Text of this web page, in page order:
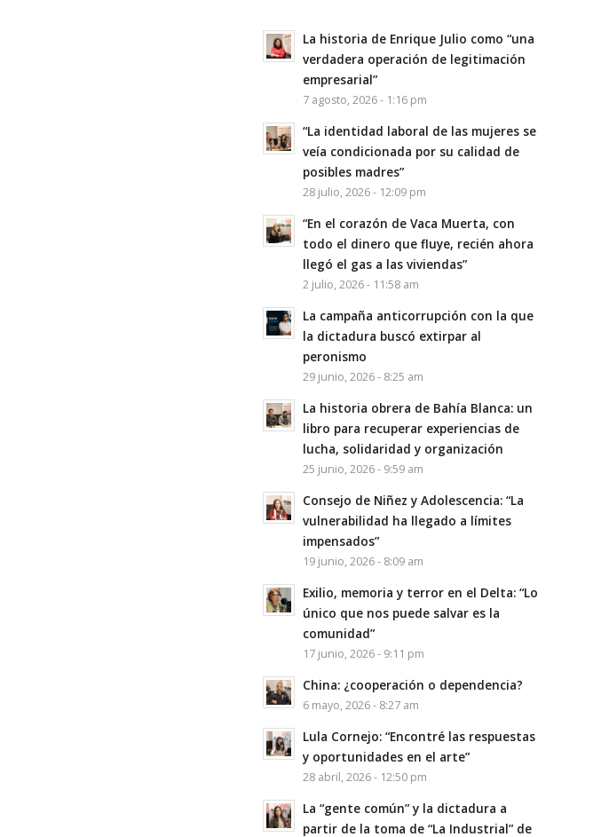
La historia de Enrique Julio como “una
verdadera operación de legitimación
empresarial”
7 agosto, 2026 - 1:16 pm
“La identidad laboral de las mujeres se
veía condicionada por su calidad de
posibles madres”
28 julio, 2026 - 12:09 pm
“En el corazón de Vaca Muerta, con
todo el dinero que fluye, recién ahora
llegó el gas a las viviendas”
2 julio, 2026 - 11:58 am
La campaña anticorrupción con la que
la dictadura buscó extirpar al
peronismo
29 junio, 2026 - 8:25 am
La historia obrera de Bahía Blanca: un
libro para recuperar experiencias de
lucha, solidaridad y organización
25 junio, 2026 - 9:59 am
Consejo de Niñez y Adolescencia: “La
vulnerabilidad ha llegado a límites
impensados”
19 junio, 2026 - 8:09 am
Exilio, memoria y terror en el Delta: “Lo
único que nos puede salvar es la
comunidad”
17 junio, 2026 - 9:11 pm
China: ¿cooperación o dependencia?
6 mayo, 2026 - 8:27 am
Lula Cornejo: “Encontré las respuestas
y oportunidades en el arte”
28 abril, 2026 - 12:50 pm
La “gente común” y la dictadura a
partir de la toma de “La Industrial” de